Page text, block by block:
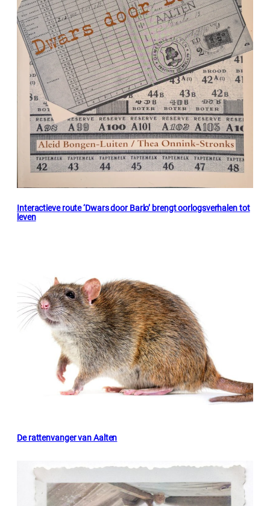
Interactieve route ‘Dwars door Barlo’ brengt oorlogsverhalen tot
leven
De rattenvanger van Aalten